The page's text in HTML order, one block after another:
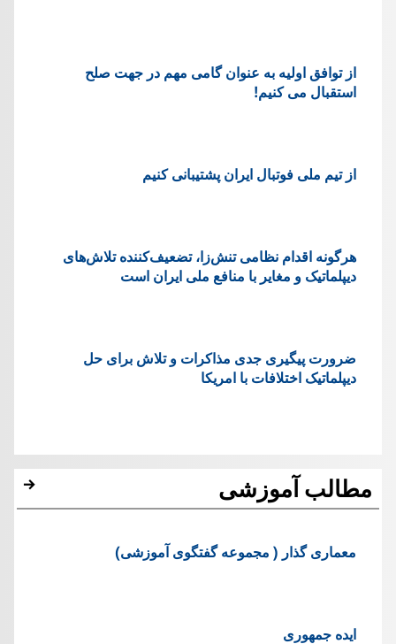
از توافق اولیه به عنوان گامی مهم در جهت صلح
استقبال می کنیم!
از تیم ملی فوتبال ایران پشتیبانی کنیم
هرگونه اقدام نظامی تنش‌زا، تضعیف‌کننده تلاش‌های
دیپلماتیک و مغایر با منافع ملی ایران است
ضرورت پیگیری جدی مذاکرات و تلاش برای حل
دیپلماتیک اختلافات با امریکا
مطالب آموزشی
معماری گذار ( مجموعه گفتگوی آموزشی)
ایده جمهوری